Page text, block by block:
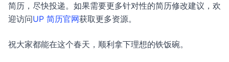
简历，尽快投递。如果需要更多针对性的简历修改建议，欢
迎访问UP 简历官网获取更多资源。
祝大家都能在这个春天，顺利拿下理想的铁饭碗。